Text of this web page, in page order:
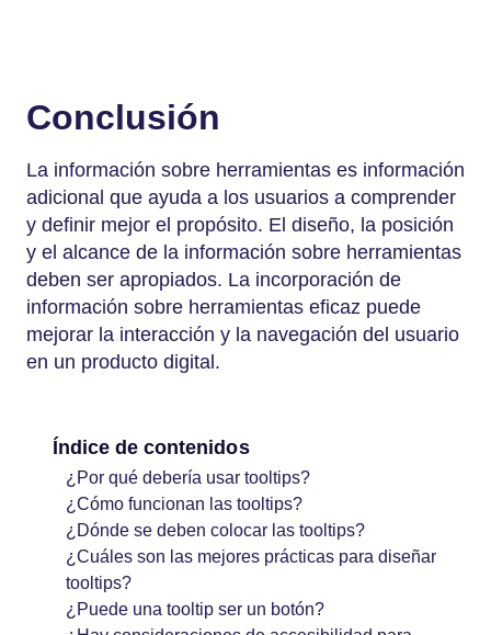
Conclusión
La información sobre herramientas es información
adicional que ayuda a los usuarios a comprender
y definir mejor el propósito. El diseño, la posición
y el alcance de la información sobre herramientas
deben ser apropiados. La incorporación de
información sobre herramientas eficaz puede
mejorar la interacción y la navegación del usuario
en un producto digital.
Índice de contenidos
¿Por qué debería usar tooltips?
¿Cómo funcionan las tooltips?
¿Dónde se deben colocar las tooltips?
¿Cuáles son las mejores prácticas para diseñar
tooltips?
¿Puede una tooltip ser un botón?